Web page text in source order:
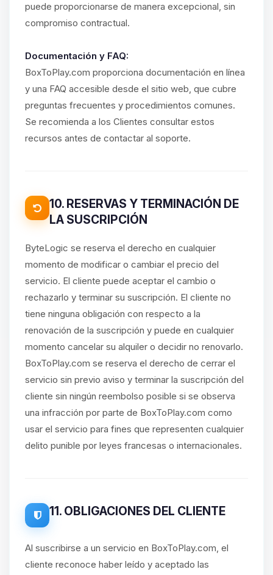
puede proporcionarse de manera excepcional, sin
compromiso contractual.
Documentación y FAQ:
BoxToPlay.com proporciona documentación en línea
y una FAQ accesible desde el sitio web, que cubre
preguntas frecuentes y procedimientos comunes.
Se recomienda a los Clientes consultar estos
recursos antes de contactar al soporte.
10. RESERVAS Y TERMINACIÓN DE
LA SUSCRIPCIÓN
ByteLogic se reserva el derecho en cualquier
momento de modificar o cambiar el precio del
servicio. El cliente puede aceptar el cambio o
rechazarlo y terminar su suscripción. El cliente no
tiene ninguna obligación con respecto a la
renovación de la suscripción y puede en cualquier
momento cancelar su alquiler o decidir no renovarlo.
BoxToPlay.com se reserva el derecho de cerrar el
servicio sin previo aviso y terminar la suscripción del
cliente sin ningún reembolso posible si se observa
una infracción por parte de BoxToPlay.com como
usar el servicio para fines que representen cualquier
delito punible por leyes francesas o internacionales.
11. OBLIGACIONES DEL CLIENTE
Al suscribirse a un servicio en BoxToPlay.com, el
cliente reconoce haber leído y aceptado las